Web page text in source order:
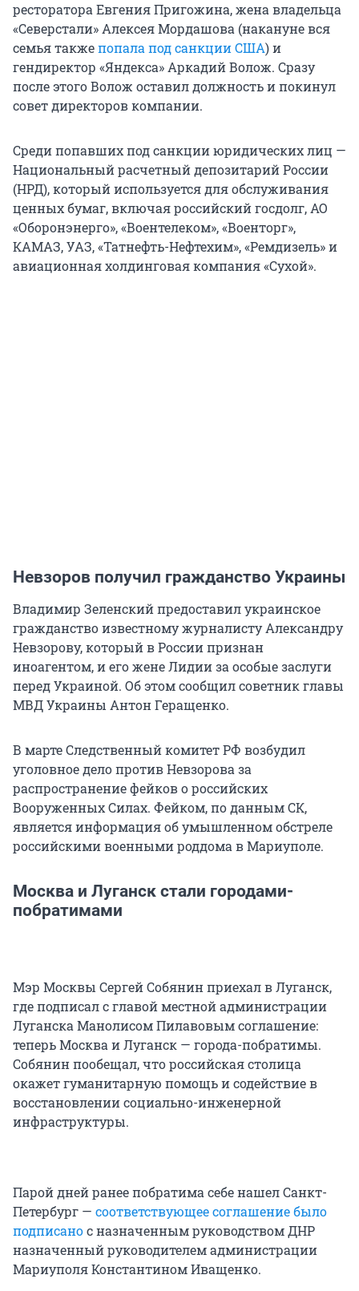
ресторатора Евгения Пригожина, жена владельца
«Северстали» Алексея Мордашова (накануне вся
семья такжепопала под санкции США) и
гендиректор «Яндекса» Аркадий Волож. Сразу
после этого Волож оставил должность и покинул
совет директоров компании.
Среди попавших под санкции юридических лиц —
Национальный расчетный депозитарий России
(НРД), который используется для обслуживания
ценных бумаг, включая российский госдолг, АО
«Оборонэнерго», «Воентелеком», «Военторг»,
КАМАЗ, УАЗ, «Татнефть-Нефтехим», «Ремдизель» и
авиационная холдинговая компания «Сухой».
Невзоров получил гражданство Украины
Владимир Зеленский предоставил украинское
гражданство известному журналисту Александру
Невзорову, который в России признан
иноагентом, и его жене Лидии за особые заслуги
перед Украиной. Об этом сообщил советник главы
МВД Украины Антон Геращенко.
В марте Следственный комитет РФ возбудил
уголовное дело против Невзорова за
распространение фейков о российских
Вооруженных Силах. Фейком, по данным СК,
является информация об умышленном обстреле
российскими военными роддома в Мариуполе.
Москва и Луганск стали городами-
побратимами
Мэр Москвы Сергей Собянин приехал в Луганск,
где подписал с главой местной администрации
Луганска Манолисом Пилавовым соглашение:
теперь Москва и Луганск — города-побратимы.
Собянин пообещал, что российская столица
окажет гуманитарную помощь и содействие в
восстановлении социально-инженерной
инфраструктуры.
Парой дней ранее побратима себе нашел Санкт-
Петербург — соответствующее соглашение было
подписанос назначенным руководством ДНР
назначенный руководителем администрации
Мариуполя Константином Иващенко.